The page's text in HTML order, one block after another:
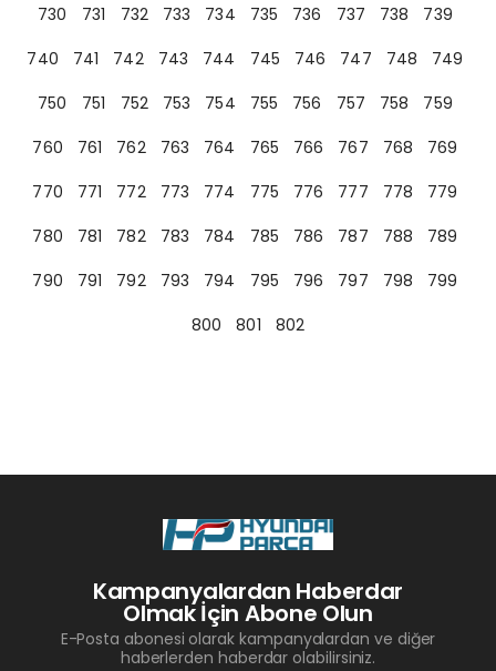
730
731 732 733 734 735 736 737 738
739
740
741 742 743 744 745 746 747 748
749
750
751 752 753 754 755 756 757 758
759
760
761 762 763 764 765 766 767 768
769
770
771 772 773 774 775 776 777 778
779
780
781 782 783 784 785 786 787 788
789
790
791 792 793 794 795 796 797 798
799
800
801 802
Kampanyalardan Haberdar
Olmak İçin Abone Olun
E-Posta abonesi olarak kampanyalardan ve diğer
haberlerden haberdar olabilirsiniz.